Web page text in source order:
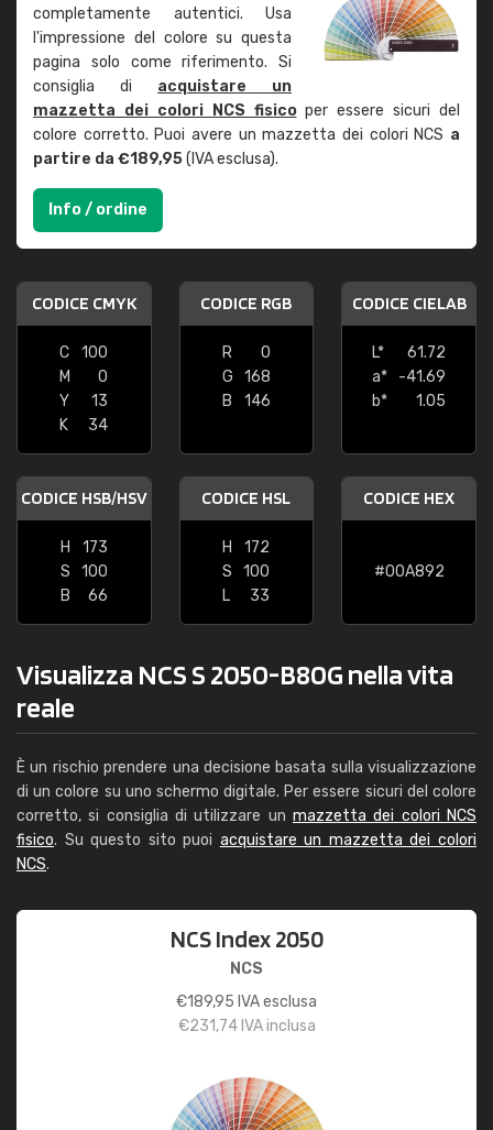
completamente autentici. Usa
l'impressione del colore su questa
pagina solo come riferimento. Si
consiglia di acquistare un
mazzetta dei colori NCS fisicoper essere sicuri del
colore corretto. Puoi avere un mazzetta dei colori NCS a
partire da €189,95(IVA esclusa).
Info / ordine
CODICE CMYK
C
100
M
0
Y
13
K
34
CODICE RGB
R
0
G
168
B
146
CODICE CIELAB
L*
61.72
a*
-41.69
b*
1.05
CODICE HSB/HSV
H
173
S
100
B
66
CODICE HSL
H
172
S
100
L
33
CODICE HEX
#00A892
Visualizza NCS S 2050-B80G nella vita
reale
È un rischio prendere una decisione basata sulla visualizzazione
di un colore su uno schermo digitale. Per essere sicuri del colore
corretto, si consiglia di utilizzare un mazzetta dei colori NCS
fisico. Su questo sito puoi acquistare un mazzetta dei colori
NCS.
NCS Index 2050
NCS
€189,95 IVA esclusa
€231,74IVA inclusa